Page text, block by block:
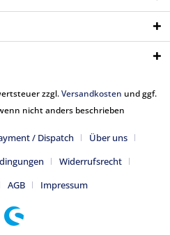
zzgl.Versandkosten und ggf.
nicht anders beschrieben
/ Dispatch
Über uns
Widerrufsrecht
AGB Impressum